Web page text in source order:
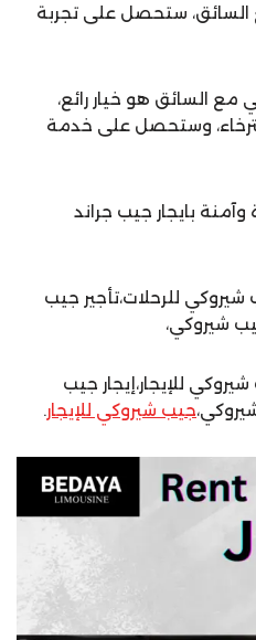
السائق، ستحصل على تجربة
مع السائق هو خيار رائع،
وستحصل على خدمة
بايجار جيب جراند
شيروكي للرحلات،تأجير جيب
شيروكي،
للإيجار،إيجار جيب
جيب شيروكي للإيجار.